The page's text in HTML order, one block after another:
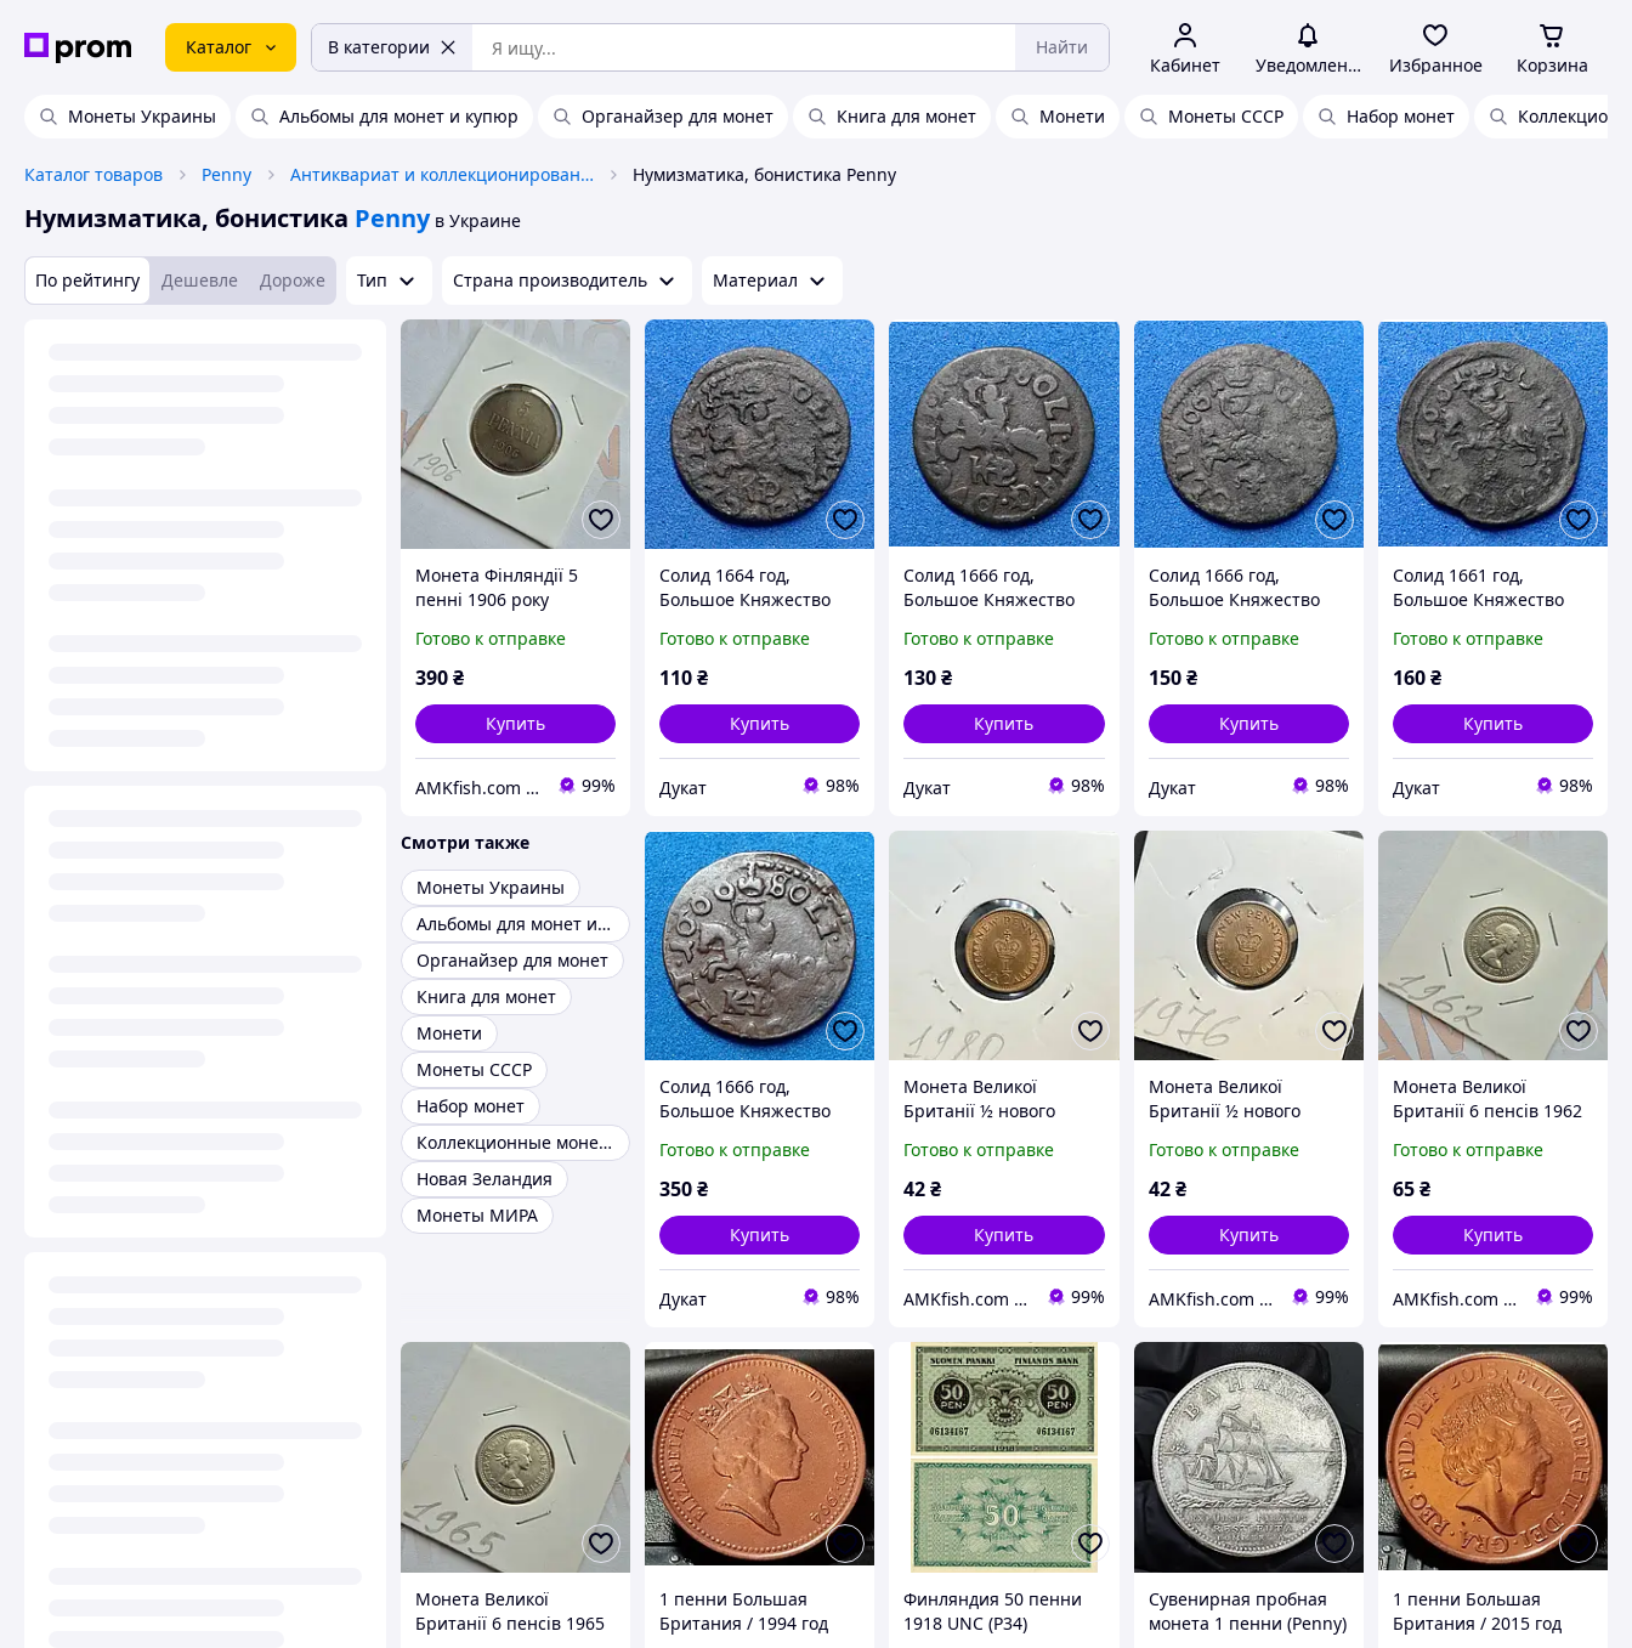
Каталог В категории Найти
Кабинет Уведомления Избранное Корзина
Монеты Украины Альбомы для монет и купюр Органайзер для монет Книга для монет Монети Монеты СССР Набор монет
Каталог товаров Penny Антиквариат и коллекционирование Нумизматика, бонистика Penny
Нумизматика, бонистика Penny в Украине
По рейтингу Дешевле Дороже Тип Страна производитель Материал
Монета Фінляндії 5
пенні 1906 року
Готово к отправке
390₴
Купить
AMKfish.com Интернет-магазин аквариумистики и зоотоваров 99%
Солид 1664 год,
Большое Княжество
Готово к отправке
110₴
Купить
Дукат 98%
Солид 1666 год,
Большое Княжество
Готово к отправке
130₴
Купить
Дукат 98%
Солид 1666 год,
Большое Княжество
Готово к отправке
150 ₴
Купить
Дукат 98%
Солид 1661 год,
Большое Княжество
Готово к отправке
160₴
Купить
Дукат 98%
Смотри также
Монеты Украины
Альбомы для монет и купюр
Органайзер для монет
Книга для монет
Монети
Монеты СССР
Набор монет
Коллекционные монеты
Новая Зеландия
Монеты МИРА
Солид 1666 год,
Большое Княжество
Готово к отправке
350₴
Купить
Дукат 98%
Монета Великої
Британії ½ нового
Готово к отправке
42₴
Купить
AMKfish.com Интернет-магазин аквариумистики и зоотоваров 99%
Монета Великої
Британії ½ нового
Готово к отправке
42 ₴
Купить
AMKfish.com Интернет-магазин аквариумистики и зоотоваров 99%
Монета Великої
Британії 6 пенсів 1962
Готово к отправке
65₴
Купить
AMKfish.com Интернет-магазин аквариумистики и зоотоваров 99%
Монета Великої
Британії 6 пенсів 1965
1 пенни Большая
Британия / 1994 год
Финляндия 50 пенни
1918 UNC (P34)
Сувенирная пробная
монета 1 пенни (Penny)
1 пенни Большая
Британия / 2015 год